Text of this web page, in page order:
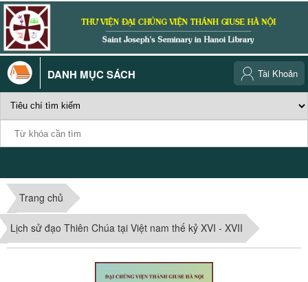
DANH MỤC SÁCH Tài Khoản
Trang chủ
Lịch sử đạo Thiên Chúa tại Việt nam thế kỷ XVI - XVII